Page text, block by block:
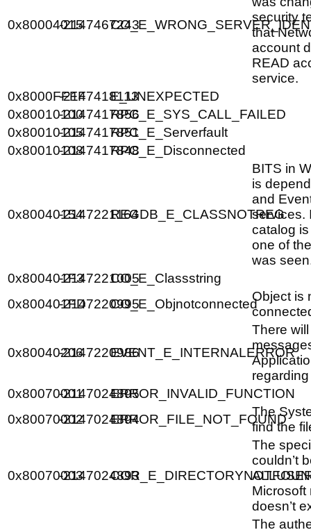
0x80004015-2147467243
security
that
account
READ
service.
0x8000FFFF-2147418113E_UNEXPECTED
0x80010100-2147417856RPC_E_SYS_CALL_FAILED
0x80010105-2147417851RPC_E_Serverfault
0x80010108-2147417848RPC_E_Disconnected
0x80040154-2147221164REGDB_E_CLASSNOTREG
BITS in
is
and
services.
catalog
one of
was
0x800401F3-2147221005CO_E_Classstring
0x800401FD-2147220995CO_E_Objnotconnected
Object is
0x80040206-2147220986EVENT_E_INTERNALERROR
There
0x80070001-2147024895ERROR_INVALID_FUNCTION
0x80070002-2147024894ERROR_FILE_NOT_FOUND
The
find the
0x80070003-2147024893
The
couldn’t
Microsoft
doesn’t
The